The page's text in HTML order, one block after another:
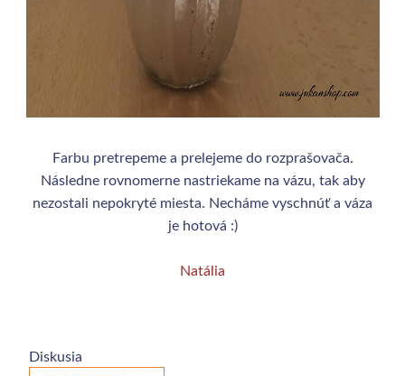
Farbu pretrepeme a prelejeme do rozprašovača.
Následne rovnomerne nastriekame na vázu, tak aby
nezostali nepokryté miesta. Necháme vyschnúť a váza
je hotová :)
Natália
Diskusia